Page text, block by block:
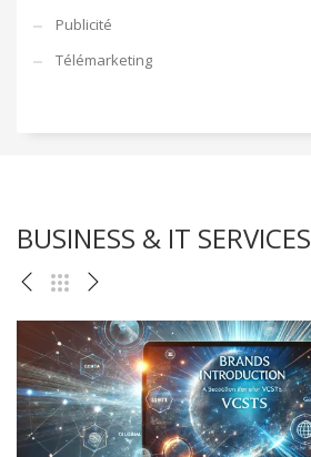
Publicité
Télémarketing
BUSINESS & IT SERVICES